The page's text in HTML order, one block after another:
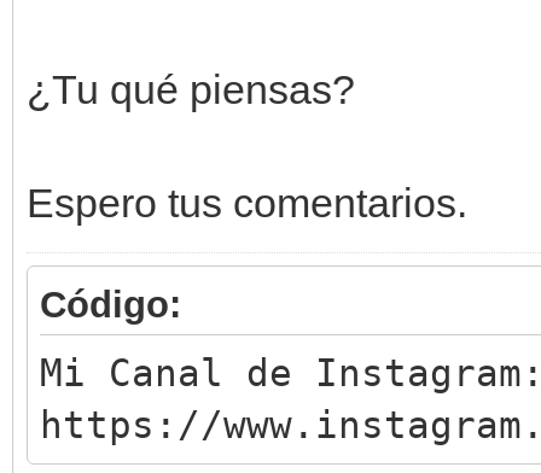
¿Tu qué piensas?
Espero tus comentarios.
Código:
Mi Canal de
https://